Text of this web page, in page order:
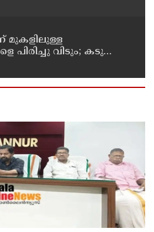
മുകളിലുള്ള
പിരിച്ചു വിടും; കടുത്ത